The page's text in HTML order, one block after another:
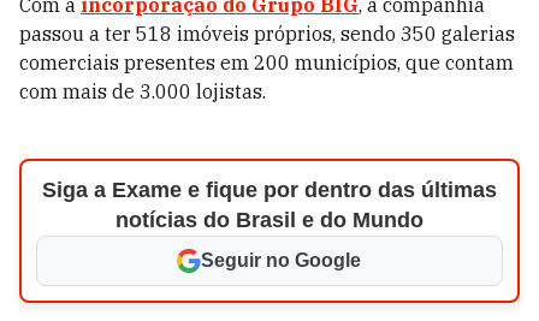
Com a incorporação do Grupo BIG, a companhia
passou a ter 518 imóveis próprios, sendo 350 galerias
comerciais presentes em 200 municípios, que contam
com mais de 3.000 lojistas.
Siga a Exame e fique por dentro das últimas
notícias do Brasil e do Mundo
Seguir no Google